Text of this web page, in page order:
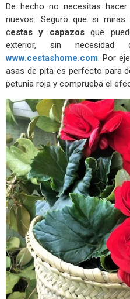
De hecho no necesitas
nuevos. Seguro que si
cestas y capazosque
exterior, sin
www.cestashome.com. Por
asas de pita es perfecto para
petunia roja y comprueba el